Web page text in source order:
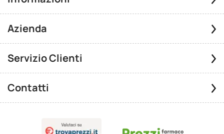
Azienda
Servizio Clienti
Contatti